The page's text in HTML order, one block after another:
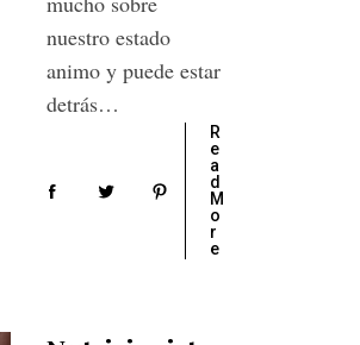
nuestro estado
animo y puede estar
detrás…
R
e
a
d
M
o
r
e